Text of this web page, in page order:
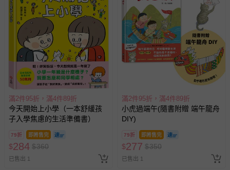
滿2件95折，滿4件89折
今天開始上小學（一本舒緩孩
子入學焦慮的生活準備書）
79折 即將售完
$284 $360
已售出 1
滿2件95折，滿4件89折
小虎過端午(隨書附贈 端午龍舟
DIY)
79折 即將售完
$277 $350
已售出 1